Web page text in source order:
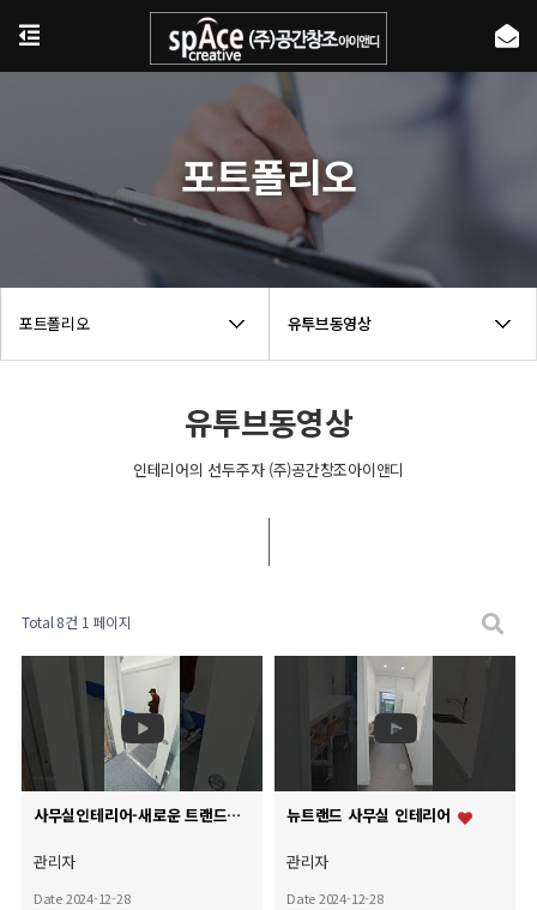
포트폴리오 유투브동영상
포트폴리오
유투브동영상
인테리어의 선두주자 (주)공간창조아이앤디
Total 8건 1 페이지
사무실인테리어-새로운 트랜드의 회의실,휴게실
관리자
Date 2024-12-28
뉴트랜드 사무실 인테리어
관리자
Date 2024-12-28